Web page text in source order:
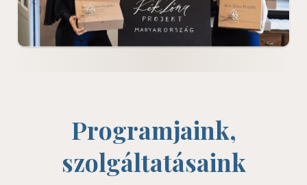
Programjaink,
szolgáltatásaink